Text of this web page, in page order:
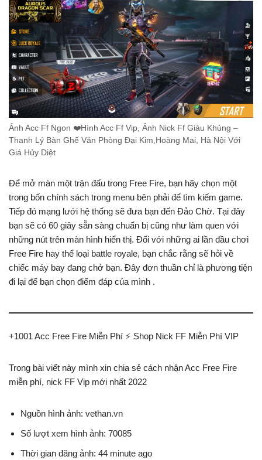
Ảnh Acc Ff Ngon ❤️Hình Acc Ff Vip, Ảnh Nick Ff Giàu Khủng –
Thanh Lý Bàn Ghế Văn Phòng Đại Kim,Hoàng Mai, Hà Nội Với
Giá Hủy Diệt
Để mở màn một trận đấu trong Free Fire, bạn hãy chọn một
trong bốn chính sách trong menu bên phải để tìm kiếm game.
Tiếp đó mạng lưới hệ thống sẽ đưa bạn đến Đảo Chờ. Tại đây
bạn sẽ có 60 giây sẵn sàng chuẩn bị cũng như làm quen với
những nút trên màn hình hiển thị. Đối với những ai lần đầu chơi
Free Fire hay thể loại battle royale, bạn chắc rằng sẽ hỏi về
chiếc máy bay đang chở bạn. Đây đơn thuần chỉ là phương tiện
đi lại để bạn chọn điểm đáp của mình .
+1001 Acc Free Fire Miễn Phí ⚡️ Shop Nick FF Miễn Phí VIP
Trong bài viết này mình xin chia sẻ cách nhận Acc Free Fire
miễn phí, nick FF Vip mới nhất 2022
Nguồn hình ảnh: vethan.vn
Số lượt xem hình ảnh: 70085
Thời gian đăng ảnh: 44 minute ago